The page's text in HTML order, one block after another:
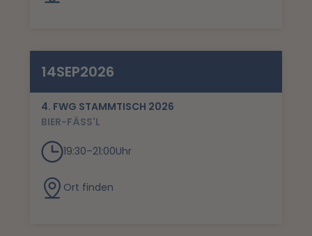
14SEP2026
4. FWG STAMMTISCH 2026
BIER-FÄSS'L
19:30–21:00Uhr
Ort finden